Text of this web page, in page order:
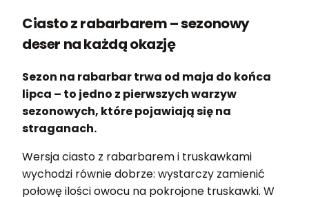
Ciasto z rabarbarem – sezonowy
deser na każdą okazję
Sezon na rabarbar trwa od maja do końca
lipca – to jedno z pierwszych warzyw
sezonowych, które pojawiają się na
straganach.
Wersja ciasto z rabarbarem i truskawkami
wychodzi równie dobrze: wystarczy zamienić
połowę ilości owocu na pokrojone truskawki. W